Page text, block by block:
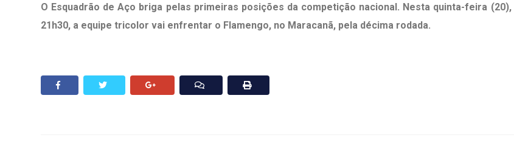
O Esquadrão de Aço briga pelas primeiras posições da competição nacional. Nesta quinta-feira (20),
21h30, a equipe tricolor vai enfrentar o Flamengo, no Maracanã, pela décima rodada.